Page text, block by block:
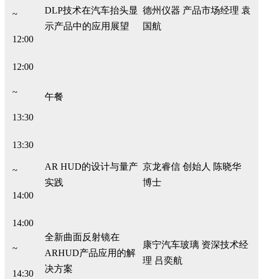
~
12:00
DLP技术在汽车抬头显
示产品中的应用展望
德州仪器 产品市场经理 袁
国航
12:00
~
13:30
午餐
13:30
~
14:00
AR HUD的设计与量产
实践
京龙睿信 创始人 陈晓华
博士
14:00
~
14:30
全新曲面反射镜在
ARHUD产品应用的解
决方案
康宁汽车玻璃 资深技术经
理 吕奕航